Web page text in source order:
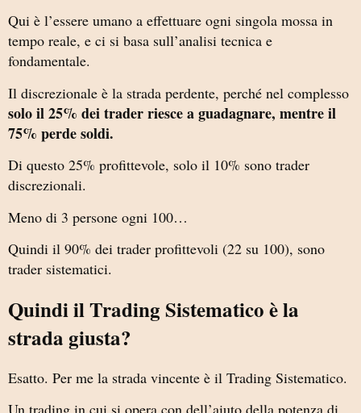
Qui è l’essere umano a effettuare ogni singola mossa in
tempo reale, e ci si basa sull’analisi tecnica e
fondamentale.
Il discrezionale è la strada perdente, perché nel complesso
solo il 25% dei trader riesce a guadagnare, mentre il
75% perde soldi.
Di questo 25% profittevole, solo il 10% sono trader
discrezionali.
Meno di 3 persone ogni 100…
Quindi il 90% dei trader profittevoli (22 su 100), sono
trader sistematici.
Quindi il Trading Sistematico è la
strada giusta?
Esatto. Per me la strada vincente è il Trading Sistematico.